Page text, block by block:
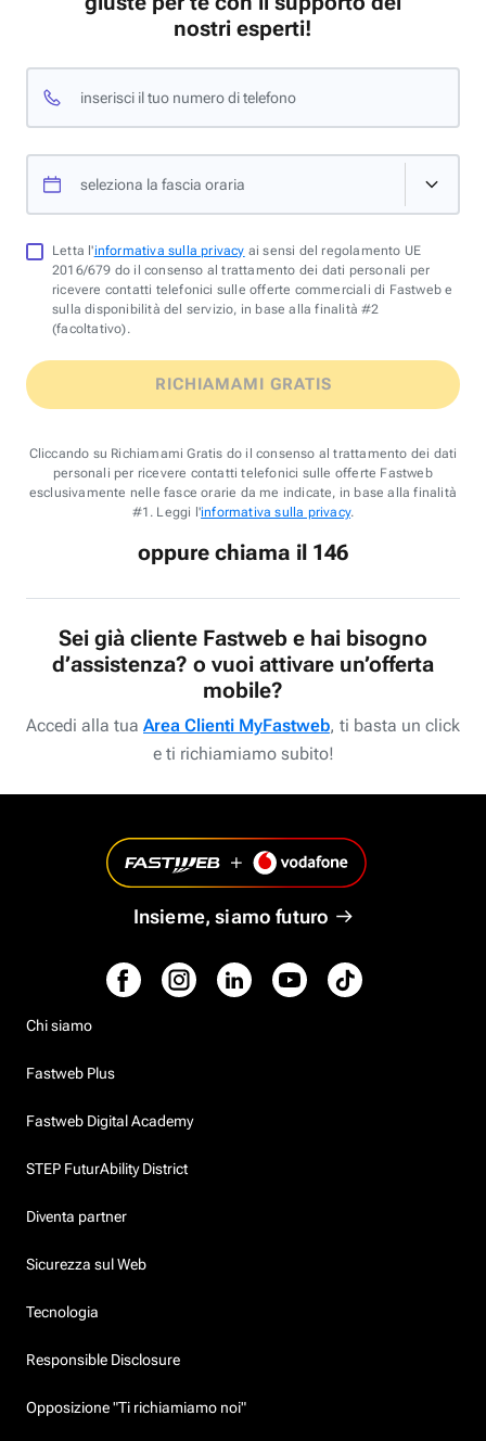
nostri esperti!
inserisci il tuo numero di telefono
seleziona la fascia oraria
Letta l'informativa sulla privacy ai sensi del regolamento UE
2016/679 do il consenso al trattamento dei dati personali per
ricevere contatti telefonici sulle offerte commerciali di Fastweb e
sulla disponibilità del servizio, in base alla finalità #2
(facoltativo).
RICHIAMAMI GRATIS
Cliccando su Richiamami Gratis do il consenso al trattamento dei dati
personali per ricevere contatti telefonici sulle offerte Fastweb
esclusivamente nelle fasce orarie da me indicate, in base alla finalità
#1. Leggi l'informativa sulla privacy.
oppure chiama il 146
Sei già cliente Fastweb e hai bisogno
d’assistenza? o vuoi attivare un’offerta
mobile?
Accedi alla tua Area Clienti MyFastweb, ti basta un click
e ti richiamiamo subito!
Insieme, siamo futuro
Chi siamo
Fastweb Plus
Fastweb Digital Academy
STEP FuturAbility District
Diventa partner
Sicurezza sul Web
Tecnologia
Responsible Disclosure
Opposizione "Ti richiamiamo noi"